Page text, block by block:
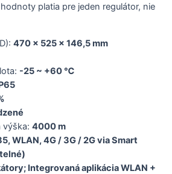
platia pre jeden regulátor, nie
470 x 525 x 146,5 mm
-25 ~ +60 ℃
výška: 4000 m
WLAN, 4G / 3G / 2G via Smart
Integrovaná aplikácia WLAN +